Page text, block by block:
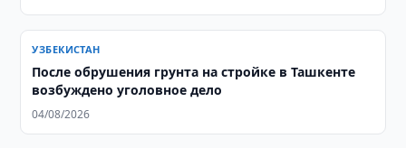
УЗБЕКИСТАН
После обрушения грунта на стройке в Ташкенте
возбуждено уголовное дело
04/08/2026